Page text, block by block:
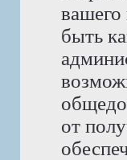
вашего
быть
от